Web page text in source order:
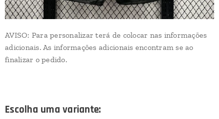
AVISO: Para personalizar terá de colocar nas informações
adicionais. As informações adicionais encontram se ao
finalizar o pedido.
Escolha uma variante: